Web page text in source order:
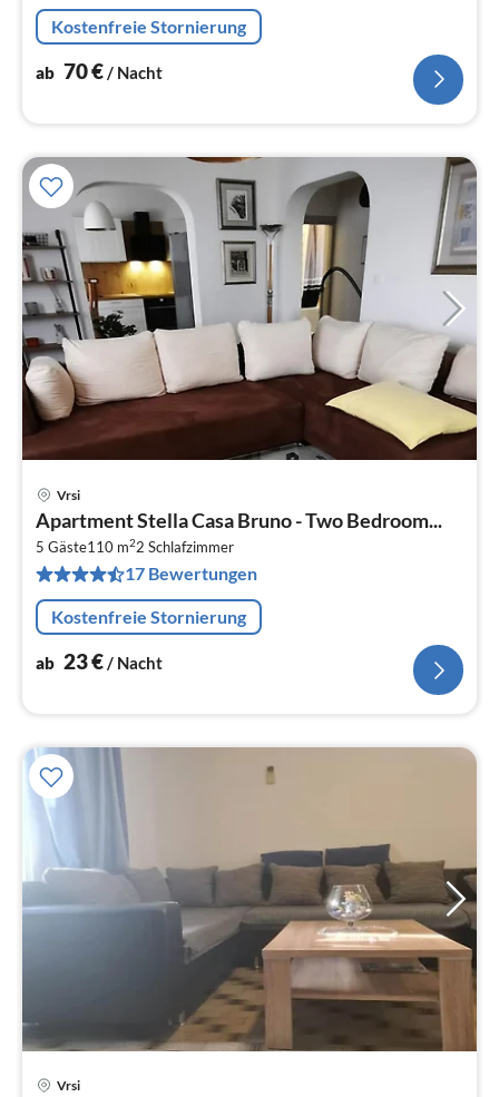
Kostenfreie Stornierung
ab 70€/ Nacht
Vrsi
Apartment Stella Casa Bruno - Two Bedroom...
5 Gäste110 m22 Schlafzimmer
17 Bewertungen
Kostenfreie Stornierung
ab 23€/ Nacht
Vrsi